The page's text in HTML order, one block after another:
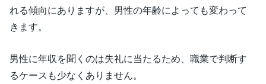
れる傾向にありますが、男性の年齢によっても変わって
きます。
男性に年収を聞くのは失礼に当たるため、職業で判断す
るケースも少なくありません。